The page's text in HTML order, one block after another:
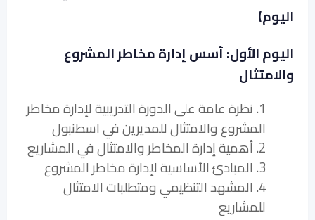
اليوم)
اليوم الأول: أسس إدارة مخاطر المشروع
والامتثال
1. نظرة عامة على الدورة التدريبية لإدارة مخاطر
المشروع والامتثال للمديرين في اسطنبول
2. أهمية إدارة المخاطر والامتثال في المشاريع
3. المبادئ الأساسية لإدارة مخاطر المشروع
4. المشهد التنظيمي ومتطلبات الامتثال
للمشاريع